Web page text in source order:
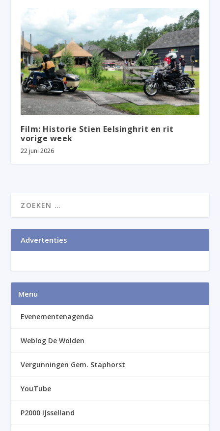
Film: Historie Stien Eelsinghrit en rit
vorige week
22 juni 2026
Advertenties
Menu
Evenementenagenda
Weblog De Wolden
Vergunningen Gem. Staphorst
YouTube
P2000 IJsselland